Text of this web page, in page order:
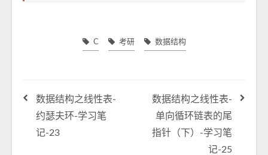
C 考研 数据结构
数据结构之线性表-
约瑟夫环-学习笔
记-23
数据结构之线性表-
单向循环链表的尾
指针（下）-学习笔
记-25